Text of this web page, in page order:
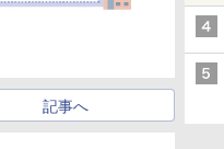
記事へ